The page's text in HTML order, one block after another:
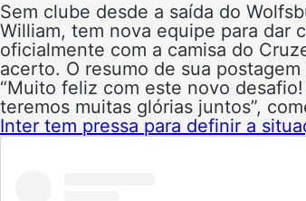
Sem clube desde a saída do
William, tem nova equipe para dar
oficialmente com a camisa do
acerto. O resumo de sua
“Muito feliz com este novo
teremos muitas glórias juntos”,
Inter tem pressa para definir a